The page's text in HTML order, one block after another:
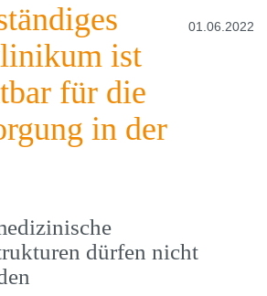
01.06.2022
ist
für die
in der
dürfen nicht